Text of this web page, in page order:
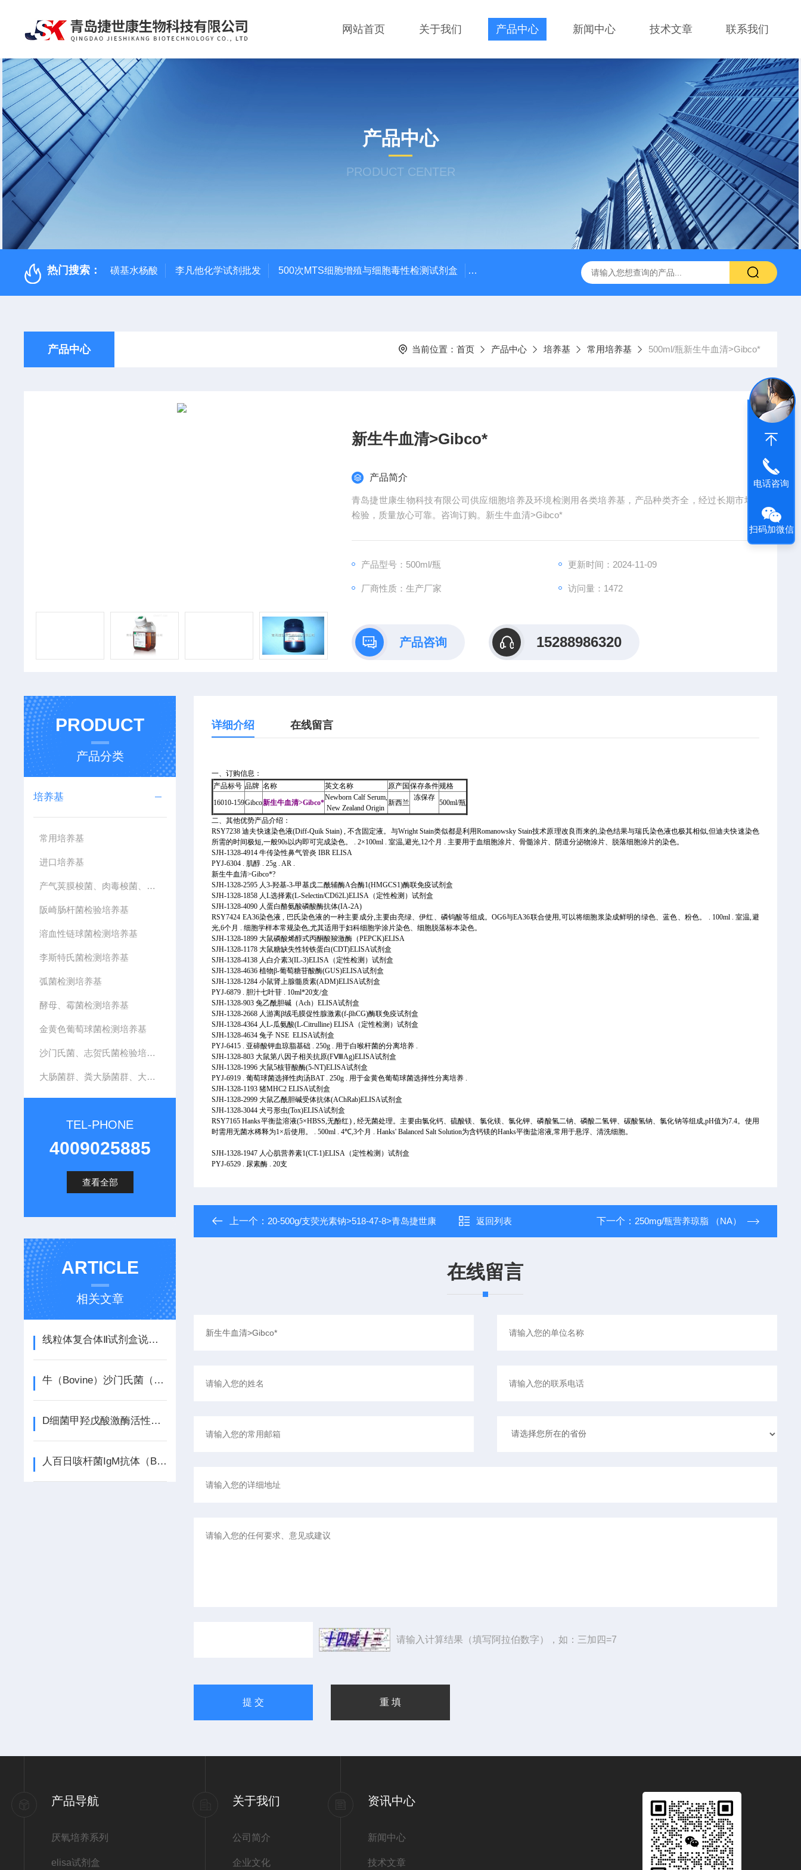
网站首页 关于我们 产品中心 新闻中心 技术文章 联系我们
产品中心
PRODUCT CENTER
热门搜索： 磺基水杨酸 李凡他化学试剂批发 500次MTS细胞增殖与细胞毒性检测试剂盒 48t/96t国产ELISA试剂盒,免费代测
产品中心 当前位置： 首页 产品中心 培养基 常用培养基 500ml/瓶新生牛血清>Gibco*
新生牛血清>Gibco*
产品简介
青岛捷世康生物科技有限公司供应细胞培养及环境检测用各类培养基，产品种类齐全，经过长期市场
检验，质量放心可靠。咨询订购。新生牛血清>Gibco*
产品型号：500ml/瓶 更新时间：2024-11-09
厂商性质：生产厂家 访问量：1472
产品咨询 15288986320
详细介绍 在线留言
一、订购信息：
产品标号 品牌 名称 英文名称 原产国 保存条件规格
16010-159Gibco新生牛血清>Gibco*
Newborn Calf Serum,
New Zealand Origin
新西兰
冻保存
500ml/瓶
二、其他优势产品介绍：
RSY7238 迪夫快速染色液(Diff-Quik Stain) , 不含固定液。与Wright Stain类似都是利用Romanowsky Stain技术原理改良而来的,染色结果与瑞氏染色液也极其相似,但迪夫快速染色
所需的时间极短,一般90s以内即可完成染色。 . 2×100ml . 室温,避光,12个月 . 主要用于血细胞涂片、骨髓涂片、阴道分泌物涂片、脱落细胞涂片的染色。
SJH-1328-4914 牛传染性鼻气管炎 IBR ELISA
PYJ-6304 . 肌醇 . 25g . AR .
新生牛血清>Gibco*?
SJH-1328-2595 人3-羟基-3-甲基戊二酰辅酶A合酶1(HMGCS1)酶联免疫试剂盒
SJH-1328-1858 人L选择素(L-Selectin/CD62L)ELISA（定性检测）试剂盒
SJH-1328-4090 人蛋白酪氨酸磷酸酶抗体(IA-2A)
RSY7424 EA36染色液 , 巴氏染色液的一种主要成分,主要由亮绿、伊红、磷钨酸等组成。OG6与EA36联合使用,可以将细胞浆染成鲜明的绿色、蓝色、粉色。 . 100ml . 室温,避
光,6个月 . 细胞学样本常规染色,尤其适用于妇科细胞学涂片染色、细胞脱落标本染色。
SJH-1328-1899 大鼠磷酸烯醇式丙酮酸羧激酶（PEPCK)ELISA
SJH-1328-1178 大鼠糖缺失性转铁蛋白(CDT)ELISA试剂盒
SJH-1328-4138 人白介素3(IL-3)ELISA（定性检测）试剂盒
SJH-1328-4636 植物β-葡萄糖苷酸酶(GUS)ELISA试剂盒
SJH-1328-1284 小鼠肾上腺髓质素(ADM)ELISA试剂盒
PYJ-6879 . 胆汁七叶苷 . 10ml*20支/盒
SJH-1328-903 兔乙酰胆碱（Ach）ELISA试剂盒
SJH-1328-2668 人游离β绒毛膜促性腺激素(f-βhCG)酶联免疫试剂盒
SJH-1328-4364 人L-瓜氨酸(L-Citrulline) ELISA（定性检测）试剂盒
SJH-1328-4634 兔子 NSE ELISA试剂盒
PYJ-6415 . 亚碲酸钾血琼脂基础 . 250g . 用于白喉杆菌的分离培养 .
SJH-1328-803 大鼠第八因子相关抗原(FⅧAg)ELISA试剂盒
SJH-1328-1996 大鼠5核苷酸酶(5-NT)ELISA试剂盒
PYJ-6919 . 葡萄球菌选择性肉汤BAT . 250g . 用于金黄色葡萄球菌选择性分离培养 .
SJH-1328-1193 猪MHC2 ELISA试剂盒
SJH-1328-2999 大鼠乙酰胆碱受体抗体(AChRab)ELISA试剂盒
SJH-1328-3044 犬弓形虫(Tox)ELISA试剂盒
RSY7165 Hanks平衡盐溶液(5×HBSS,无酚红) , 经无菌处理。主要由氯化钙、硫酸镁、氯化镁、氯化钾、磷酸氢二钠、磷酸二氢钾、碳酸氢钠、氯化钠等组成,pH值为7.4。使用
时需用无菌水稀释为1×后使用。 . 500ml . 4℃,3个月 . Hanks' Balanced Salt Solution为含钙镁的Hanks平衡盐溶液,常用于悬浮、清洗细胞。
SJH-1328-1947 人心肌营养素1(CT-1)ELISA（定性检测）试剂盒
PYJ-6529 . 尿素酶 . 20支
上一个： 20-500g/支荧光素钠>518-47-8>青岛捷世康 返回列表 下一个： 250mg/瓶营养琼脂 （NA）
在线留言
请输入计算结果（填写阿拉伯数字），如：三加四=7
PRODUCT
产品分类
培养基
常用培养基
进口培养基
产气荚膜梭菌、肉毒梭菌、厌氧菌检验培养基
阪崎肠杆菌检验培养基
溶血性链球菌检测培养基
李斯特氏菌检测培养基
弧菌检测培养基
酵母、霉菌检测培养基
金黄色葡萄球菌检测培养基
沙门氏菌、志贺氏菌检验培养基
大肠菌群、粪大肠菌群、大肠杆菌及肠杆菌科检测培养基
TEL-PHONE
4009025885
查看全部
ARTICLE
相关文章
线粒体复合体Ⅱ试剂盒说明书
牛（Bovine）沙门氏菌（Salmonella）ELISA检测试剂盒
D细菌甲羟戊酸激酶活性酶连续循环光谱法定量检测 试剂盒产品说明书
人百日咳杆菌IgM抗体（BP-IgM） ELISA检测试剂盒说明书
产品导航
厌氧培养系列
elisa试剂盒
关于我们
公司简介
企业文化
资讯中心
新闻中心
技术文章
电话咨询
扫码加微信